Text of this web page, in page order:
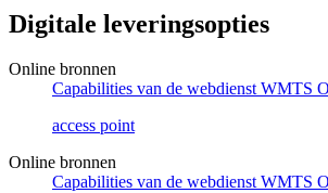
Digitale leveringsopties
Online bronnen
Capabilities van de webdienst WMTS
access point
Online bronnen
Capabilities van de webdienst WMTS